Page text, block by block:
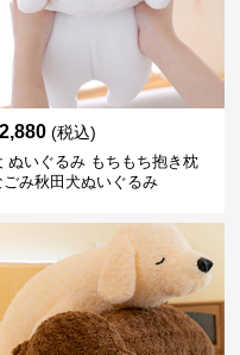
(税込)
ぬいぐるみ もちもち抱き枕
ごみ秋田犬ぬいぐるみ